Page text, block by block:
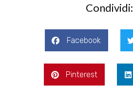
Condividi:
Facebook
Pinterest